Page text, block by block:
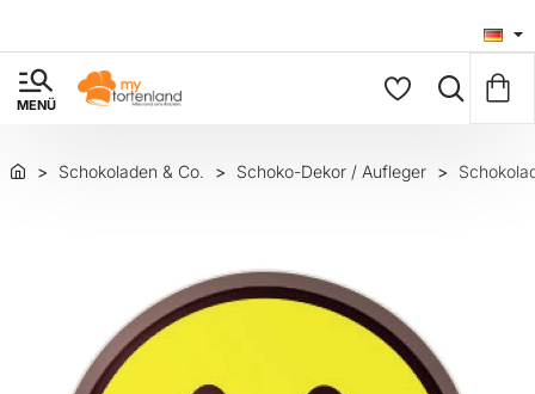
Schokoladen & Co. Schoko-Dekor / Aufleger